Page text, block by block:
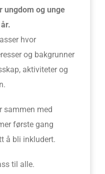
ungdom og unge
hvor
og bakgrunner
aktiviteter og
sammen med
første gang
å bli inkludert.
til alle.